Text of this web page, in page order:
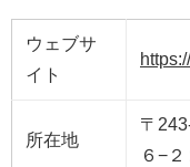
ウェブサ
イト
所在地
〒
６−２